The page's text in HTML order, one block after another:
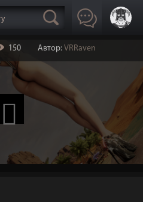
150 Автор: VRRaven